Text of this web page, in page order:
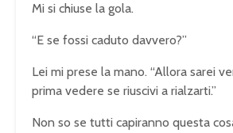
Mi si chiuse la gola.
“E se fossi caduto davvero?”
Lei mi prese la mano. “Allora sarei
prima vedere se riuscivi a rialzarti.”
Non so se tutti capiranno questa